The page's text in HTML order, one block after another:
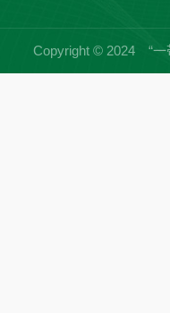
Copyright © 2024 “